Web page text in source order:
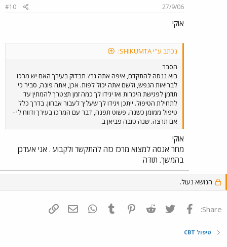
27/9/06
#10
אוקי
נכתב ע"י SHIKUMTA:
הסבר
בוא ננסה להתקדם, איפה אתה גר? תבדוק בעירך האם יש מרכז
לבריאות הנפש, ולשם אתה יכול לפות. אכן, אתה פונה, סביר כי
תוזמן לפגישת היכרות ואז יגידו לך כמה זמן תצטרך להמתין עד
לתחילת הטיפול. ייתכן ויגידו לך שעליך לעבור אבחון. בדרך כלל
טיפול ממומן כשנה. פשוט תפנה, דבר עם המרכז בעירך ודווח לי -
אם תרצה. שנה טובה פביאן ב.
אוקי
מחר אנסה למצוא מרכז כזה להתקשר ולקבוע . אני אעדכן
בהמשך. תודה
הנושא נעול.
Share: פייסבוק Twitter
Reddit
Pinterest
Tumblr
WhatsAppדואר אלקטרוני
טיפול CBT